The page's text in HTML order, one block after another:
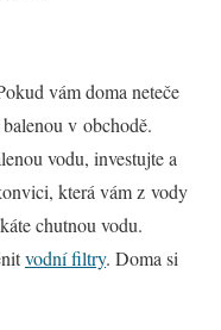
vám doma neteče
v obchodě.
vodu, investujte a
která vám z vody
chutnou vodu.
vodní filtry. Doma si